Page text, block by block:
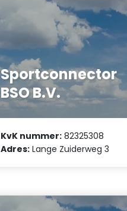
Sportconnector
BSO B.V.
KvK nummer: 82325308
Adres: Lange Zuiderweg 3